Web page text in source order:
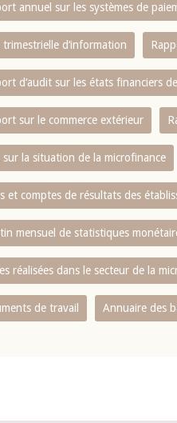
annuel sur les systèmes de
trimestrielle d‘information
d‘audit sur les états financiers
sur le commerce extérieur
sur la situation de la microfinance
et comptes de résultats des
mensuel de statistiques
réalisées dans le secteur de la
de travail Annuaire des